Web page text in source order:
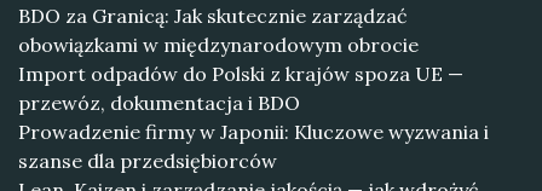
BDO za Granicą: Jak skutecznie zarządzać
obowiązkami w międzynarodowym obrocie
Import odpadów do Polski z krajów spoza UE —
przewóz, dokumentacja i BDO
Prowadzenie firmy w Japonii: Kluczowe wyzwania i
szanse dla przedsiębiorców